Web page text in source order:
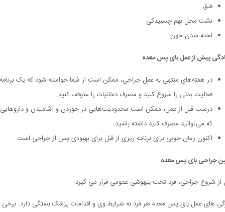
فتق
نشت محل بهم چسبیدگی
لخته شدن خون
پیش از عمل بای پس معده
در هفته‌های منتهی به عمل جراحی، ممکن است از شما خواسته شود که یک برنامه
فعالیت بدنی را شروع کنید و مصرف دخانیات را متوقف کنید.
درست قبل از عمل، ممکن است محدودیت‌هایی در خوردن و آشامیدن و داروهایی
که می‌توانید مصرف کنید داشته باشید.
اکنون زمان خوبی برای برنامه ریزی از قبل برای بهبودی پس از جراحی است.
جراحی بای پس معده
از شروع جراحی، فرد تحت بیهوشی عمومی قرار می گیرد.
های عمل بای پس معده هر فرد به شرایط وی و اقدامات پزشک بستگی دارد. برخی